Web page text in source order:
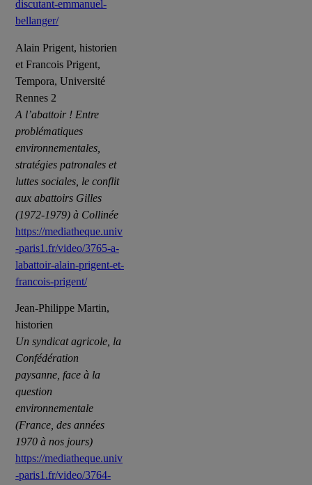
discutant-emmanuel-
bellanger/
Alain Prigent, historien
et Francois Prigent,
Tempora, Université
Rennes 2
A l’abattoir ! Entre
problématiques
environnementales,
stratégies patronales et
luttes sociales, le conflit
aux abattoirs Gilles
(1972-1979) à Collinée
https://mediatheque.univ
-paris1.fr/video/3765-a-
labattoir-alain-prigent-et-
francois-prigent/
Jean-Philippe Martin,
historien
Un syndicat agricole, la
Confédération
paysanne, face à la
question
environnementale
(France, des années
1970 à nos jours)
https://mediatheque.univ
-paris1.fr/video/3764-